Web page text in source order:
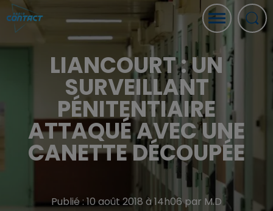
LIANCOURT : UN
SURVEILLANT
PÉNITENTIAIRE
ATTAQUÉ AVEC UNE
CANETTE DÉCOUPÉE
Publié : 10 août 2018 à 14h06 par M.D